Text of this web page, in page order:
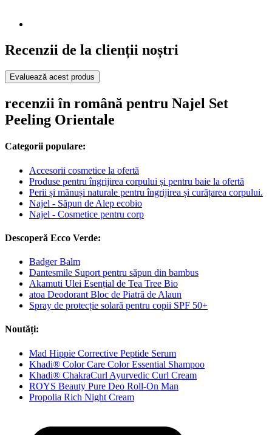
Recenzii de la clienții noștri
Evaluează acest produs
recenzii în română pentru Najel Set
Peeling Orientale
Categorii populare:
Accesorii cosmetice la ofertă
Produse pentru îngrijirea corpului și pentru baie la ofertă
Perii și mănuși naturale pentru îngrijirea și curățarea corpului.
Najel - Săpun de Alep ecobio
Najel - Cosmetice pentru corp
Descoperă Ecco Verde:
Badger Balm
Dantesmile Suport pentru săpun din bambus
Akamuti Ulei Esențial de Tea Tree Bio
atoa Deodorant Bloc de Piatră de Alaun
Spray de protecție solară pentru copii SPF 50+
Noutăți:
Mad Hippie Corrective Peptide Serum
Khadi® Color Care Color Essential Shampoo
Khadi® ChakraCurl Ayurvedic Curl Cream
ROYS Beauty Pure Deo Roll-On Man
Propolia Rich Night Cream